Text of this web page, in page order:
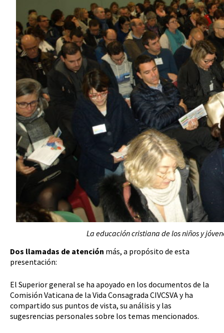
La educación cristiana de los niños y
Dos llamadas de atención más, a propósito de esta
presentación:
El Superior general se ha apoyado en los documentos de la
Comisión Vaticana de la Vida Consagrada CIVCSVA y ha
compartido sus puntos de vista, su análisis y las
sugesrencias personales sobre los temas mencionados.